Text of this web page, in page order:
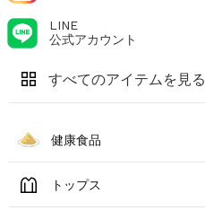
LINE
公式アカウント
すべてのアイテムを見る
健康食品
トップス